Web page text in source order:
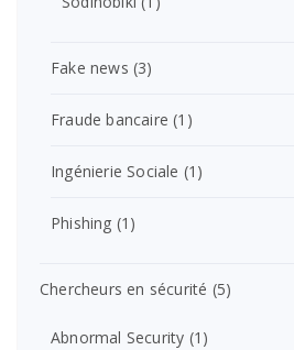
Fake news (3)
Fraude bancaire (1)
Ingénierie Sociale (1)
Phishing (1)
Chercheurs en sécurité (5)
Abnormal Security (1)